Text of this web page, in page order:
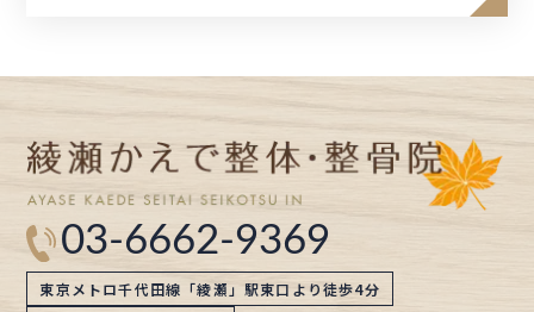
03-6662-9369
東京メトロ千代田線「綾瀬」駅東口より徒歩4分